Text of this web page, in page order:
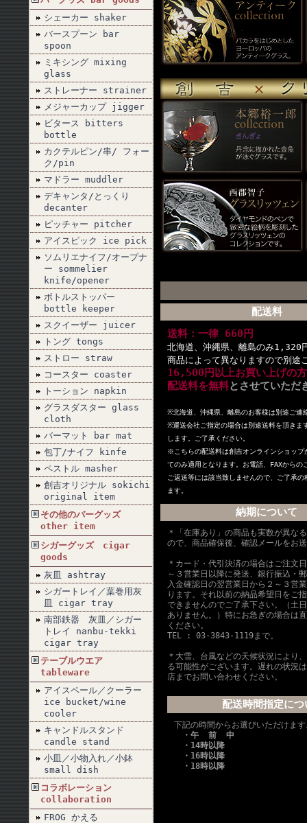
シェーカー shaker
バースプーン bar
spoon
ミキシング mixing
glass
ストレーナー strainer
メジャーカップ jigger
ビタース bitters
bottle
カクテルピン/串/ フォー
ク/pin
マドラー muddler
デキャンタ/とっくり
decanter
ピッチャー pitcher
アイスピック ice pick
ソムリエナイフ/オープナ
ー sommelier
knife/opener
ボトルストッパー
bottle keeper
スクイーザー juicer
トング tongs
ストロー straw
コースター coaster
トーション napkin
グラスダスター glass
cloth
バーマット bar mat
包丁/ナイフ kinfe
ペストル masher
創吉オリジナル sokichi
original item
その他のバーグッズ
other item
シガーグッズ cigar
goods
灰皿 ashtray
シガートレイ／葉巻用灰
皿 cigar tray
南部鉄器 灰皿／シガー
トレイ nanbu-tekki
cigar tray
テーブルウエア
tableware
アイスペール／クーラー
ice bucket/wine
cooler
キャンドルスタンド
candle stand
小皿／小物入れ／小鉢
small dish
コラボレーション
collaboration
FROG かえる
配送料
送料：一律 660円
北海道、沖縄県、離島のみ1,320
商品によって異なりますので別途
16,500円以上お買い上げの
配送料を無料とさせていただ
※北海道、沖縄県、離島のお客様は別途ご連
※運送会社ご指定の場合は別途送料を頂きま
します。ご了承ください。
※こちらの配送料は創吉オンラインショップ
てのみ適用となります。お電話、FAXからの
ご返送等には該当致しませんので、ご了承
ます。
納期について
＊「在庫あり」の商品も実数が異な
ので、商品確保後、確認メールをお
＊カード・代引決済の場合はご注文
～３営業日以降に発送、銀行振込・
入金確認日の翌営業日から２～３営
ります。それ以前の納品希望日をご
できませんのでご了承下さい。（土
ありません。）特にお急ぎの場合は
ください。
TEL : 03-3843-1119まで。
＊大雪、台風などの天候状況により
る可能性がございます。遅れの状況
店までお問い合わせください。
配送時間指定につ
下記の時間からお選びいただけま
・午 前 中
・14時以降
・16時以降
・18時以降